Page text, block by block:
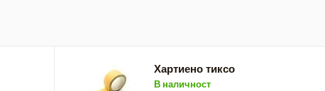
Хартиено тиксо
В наличност